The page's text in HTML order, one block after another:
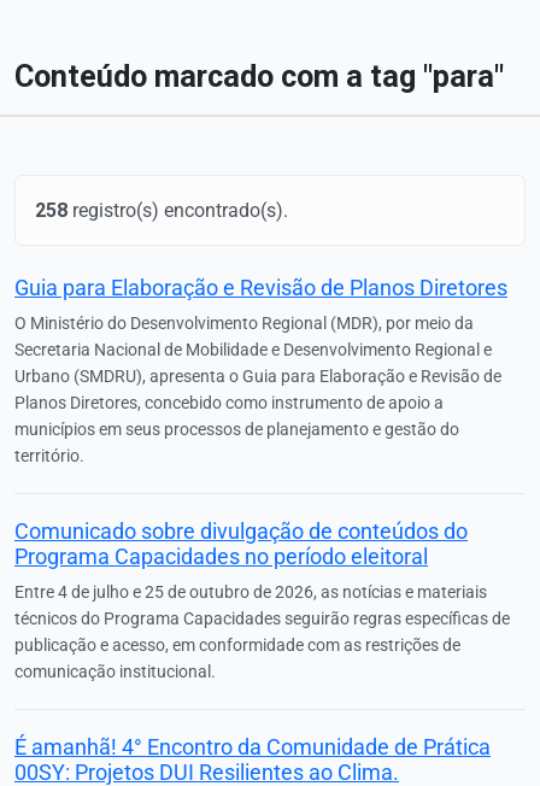
Conteúdo marcado com a tag "para"
258 registro(s) encontrado(s).
Guia para Elaboração e Revisão de Planos Diretores
O Ministério do Desenvolvimento Regional (MDR), por meio da
Secretaria Nacional de Mobilidade e Desenvolvimento Regional e
Urbano (SMDRU), apresenta o Guia para Elaboração e Revisão de
Planos Diretores, concebido como instrumento de apoio a
municípios em seus processos de planejamento e gestão do
território.
Comunicado sobre divulgação de conteúdos do
Programa Capacidades no período eleitoral
Entre 4 de julho e 25 de outubro de 2026, as notícias e materiais
técnicos do Programa Capacidades seguirão regras específicas de
publicação e acesso, em conformidade com as restrições de
comunicação institucional.
É amanhã! 4° Encontro da Comunidade de Prática
00SY: Projetos DUI Resilientes ao Clima.